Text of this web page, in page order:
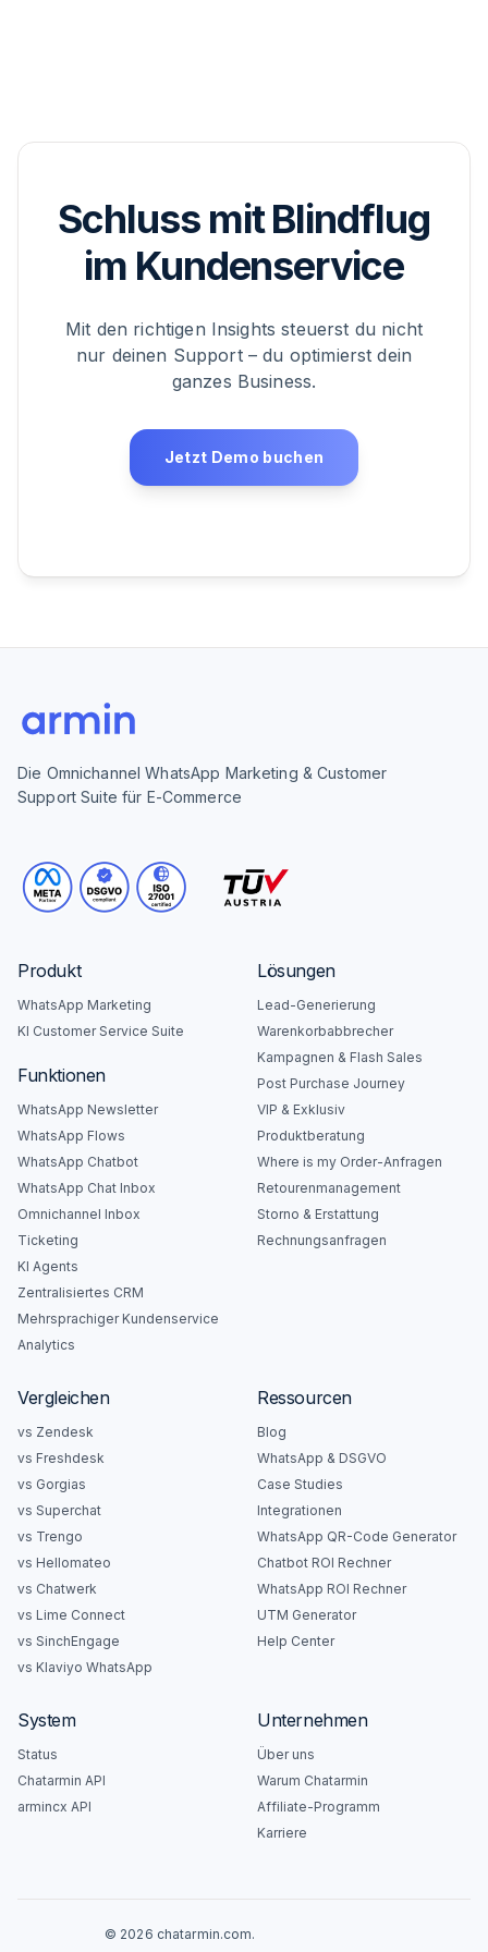
Schluss mit Blindflug
im Kundenservice
Mit den richtigen Insights steuerst du nicht
nur deinen Support – du optimierst dein
ganzes Business.
Jetzt Demo buchen
Die Omnichannel WhatsApp Marketing & Customer
Support Suite für E-Commerce
Produkt
WhatsApp Marketing
KI Customer Service Suite
Funktionen
WhatsApp Newsletter
WhatsApp Flows
WhatsApp Chatbot
WhatsApp Chat Inbox
Omnichannel Inbox
Ticketing
KI Agents
Zentralisiertes CRM
Mehrsprachiger Kundenservice
Analytics
Lösungen
Lead-Generierung
Warenkorbabbrecher
Kampagnen & Flash Sales
Post Purchase Journey
VIP & Exklusiv
Produktberatung
Where is my Order-Anfragen
Retourenmanagement
Storno & Erstattung
Rechnungsanfragen
Vergleichen
vs Zendesk
vs Freshdesk
vs Gorgias
vs Superchat
vs Trengo
vs Hellomateo
vs Chatwerk
vs Lime Connect
vs SinchEngage
vs Klaviyo WhatsApp
Ressourcen
Blog
WhatsApp & DSGVO
Case Studies
Integrationen
WhatsApp QR-Code Generator
Chatbot ROI Rechner
WhatsApp ROI Rechner
UTM Generator
Help Center
System
Status
Chatarmin API
armincx API
Unternehmen
Über uns
Warum Chatarmin
Affiliate-Programm
Karriere
© 2026 chatarmin.com.